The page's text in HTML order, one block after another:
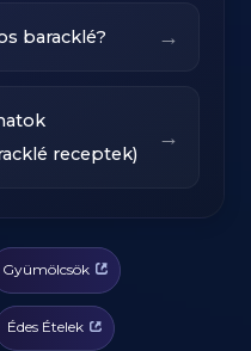
baracklé? →
receptek)
→
Gyümölcsök
Édes Ételek